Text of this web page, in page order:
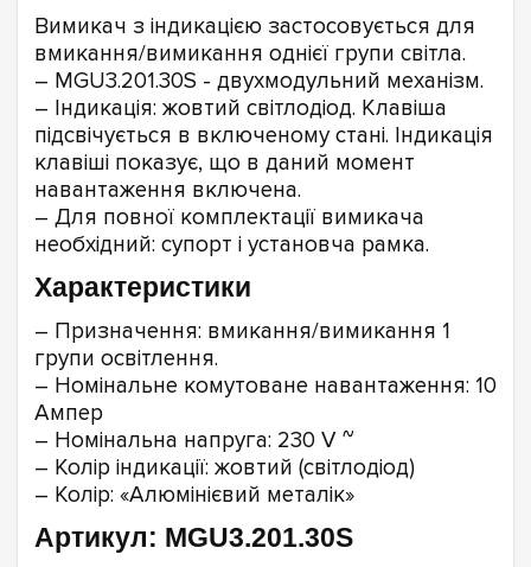
Вимикач з індикацією застосовується для
вмикання/вимикання однієї групи світла.
– MGU3.201.30S - двухмодульний механізм.
– Індикація: жовтий світлодіод. Клавіша
підсвічується в включеному стані. Індикація
клавіші показує, що в даний момент
навантаження включена.
– Для повної комплектації вимикача
необхідний: супорт і установча рамка.
Характеристики
– Призначення: вмикання/вимикання 1
групи освітлення.
– Номінальне комутоване навантаження: 10
Ампер
– Номінальна напруга: 230 V ~
– Колір індикації: жовтий (світлодіод)
– Колір: «Алюмінієвий металік»
Артикул: MGU3.201.30S